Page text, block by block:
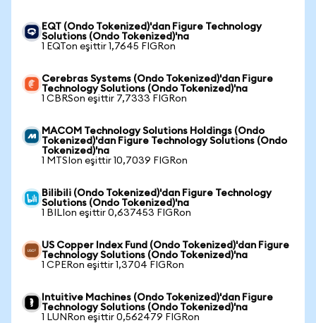
EQT (Ondo Tokenized)'dan Figure Technology
Solutions (Ondo Tokenized)'na
1 EQTon eşittir 1,7645 FIGRon
Cerebras Systems (Ondo Tokenized)'dan Figure
Technology Solutions (Ondo Tokenized)'na
1 CBRSon eşittir 7,7333 FIGRon
MACOM Technology Solutions Holdings (Ondo
Tokenized)'dan Figure Technology Solutions (Ondo
Tokenized)'na
1 MTSIon eşittir 10,7039 FIGRon
Bilibili (Ondo Tokenized)'dan Figure Technology
Solutions (Ondo Tokenized)'na
1 BILIon eşittir 0,637453 FIGRon
US Copper Index Fund (Ondo Tokenized)'dan Figure
Technology Solutions (Ondo Tokenized)'na
1 CPERon eşittir 1,3704 FIGRon
Intuitive Machines (Ondo Tokenized)'dan Figure
Technology Solutions (Ondo Tokenized)'na
1 LUNRon eşittir 0,562479 FIGRon